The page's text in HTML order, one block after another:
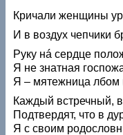
Кричали женщины
И в воздух чепчики
Руку нá сердце
Я не знатная
Я – мятежница лбом
Каждый встречный,
Подтвердят, что в
Я с своим